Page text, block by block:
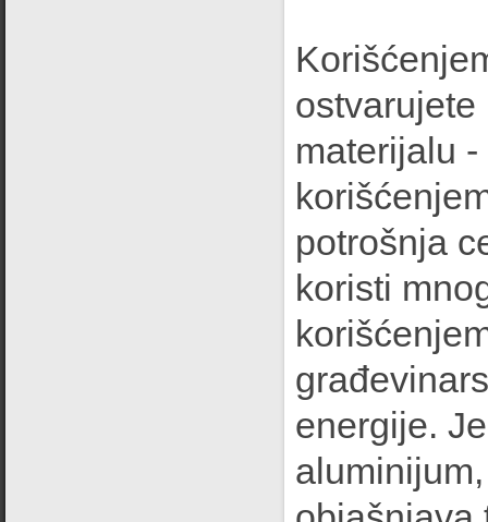
ostvarujete
materijalu
potrošnja
koristi
energije.